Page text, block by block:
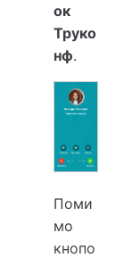
ок
Труко
нф.
Поми
мо
кнопо